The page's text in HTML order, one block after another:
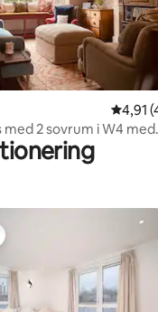
21 omdömen4,91
4,91
2 sovrum i W4 med